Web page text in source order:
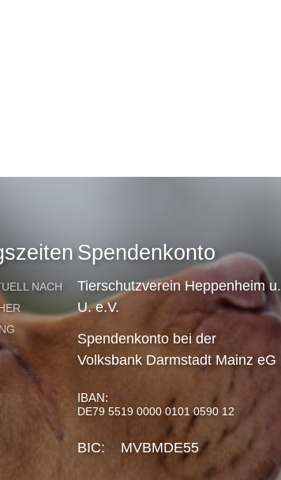
NACH
Spendenkonto
Tierschutzverein Heppenheim u.
U. e.V.
Spendenkonto bei der
Volksbank Darmstadt Mainz eG
IBAN:
DE79 5519 0000 0101 0590 12
BIC: MVBMDE55